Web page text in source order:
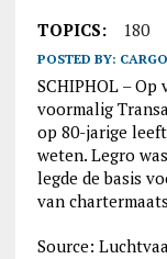
TOPICS: 180
POSTED BY:
SCHIPHOL –
voormalig
op 80-jarige
weten. Legro
legde de basis
van
Source: